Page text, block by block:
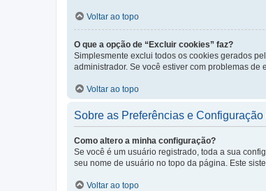
Voltar ao topo
O que a opção de “Excluir cookies” faz?
Simplesmente exclui todos os cookies gerados
administrador. Se você estiver com problemas de
Voltar ao topo
Sobre as Preferências e
Como altero a minha configuração?
Se você é um usuário registrado, toda a sua
seu nome de usuário no topo da página. Este
Voltar ao topo